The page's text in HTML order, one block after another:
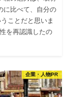
に比べて、自分の
ことだと思いま
を再認識したの
企業・人物PR